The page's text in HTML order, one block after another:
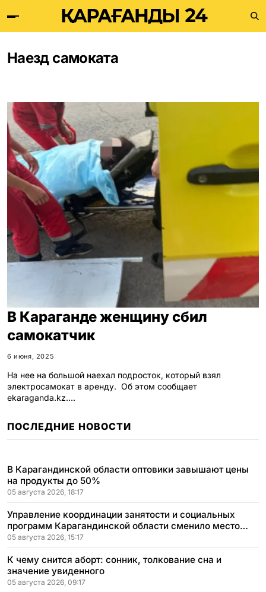
Наезд самоката
В Караганде женщину сбил
самокатчик
6 июня, 2025
На нее на большой наехал подросток, который взял
электросамокат в аренду. Об этом сообщает
ekaraganda.kz.…
ПОСЛЕДНИЕ НОВОСТИ
В Карагандинской области оптовики завышают цены
на продукты до 50%
05 августа 2026, 18:17
Управление координации занятости и социальных
программ Карагандинской области сменило место
расположения
05 августа 2026, 15:17
К чему снится аборт: сонник, толкование сна и
значение увиденного
05 августа 2026, 09:17